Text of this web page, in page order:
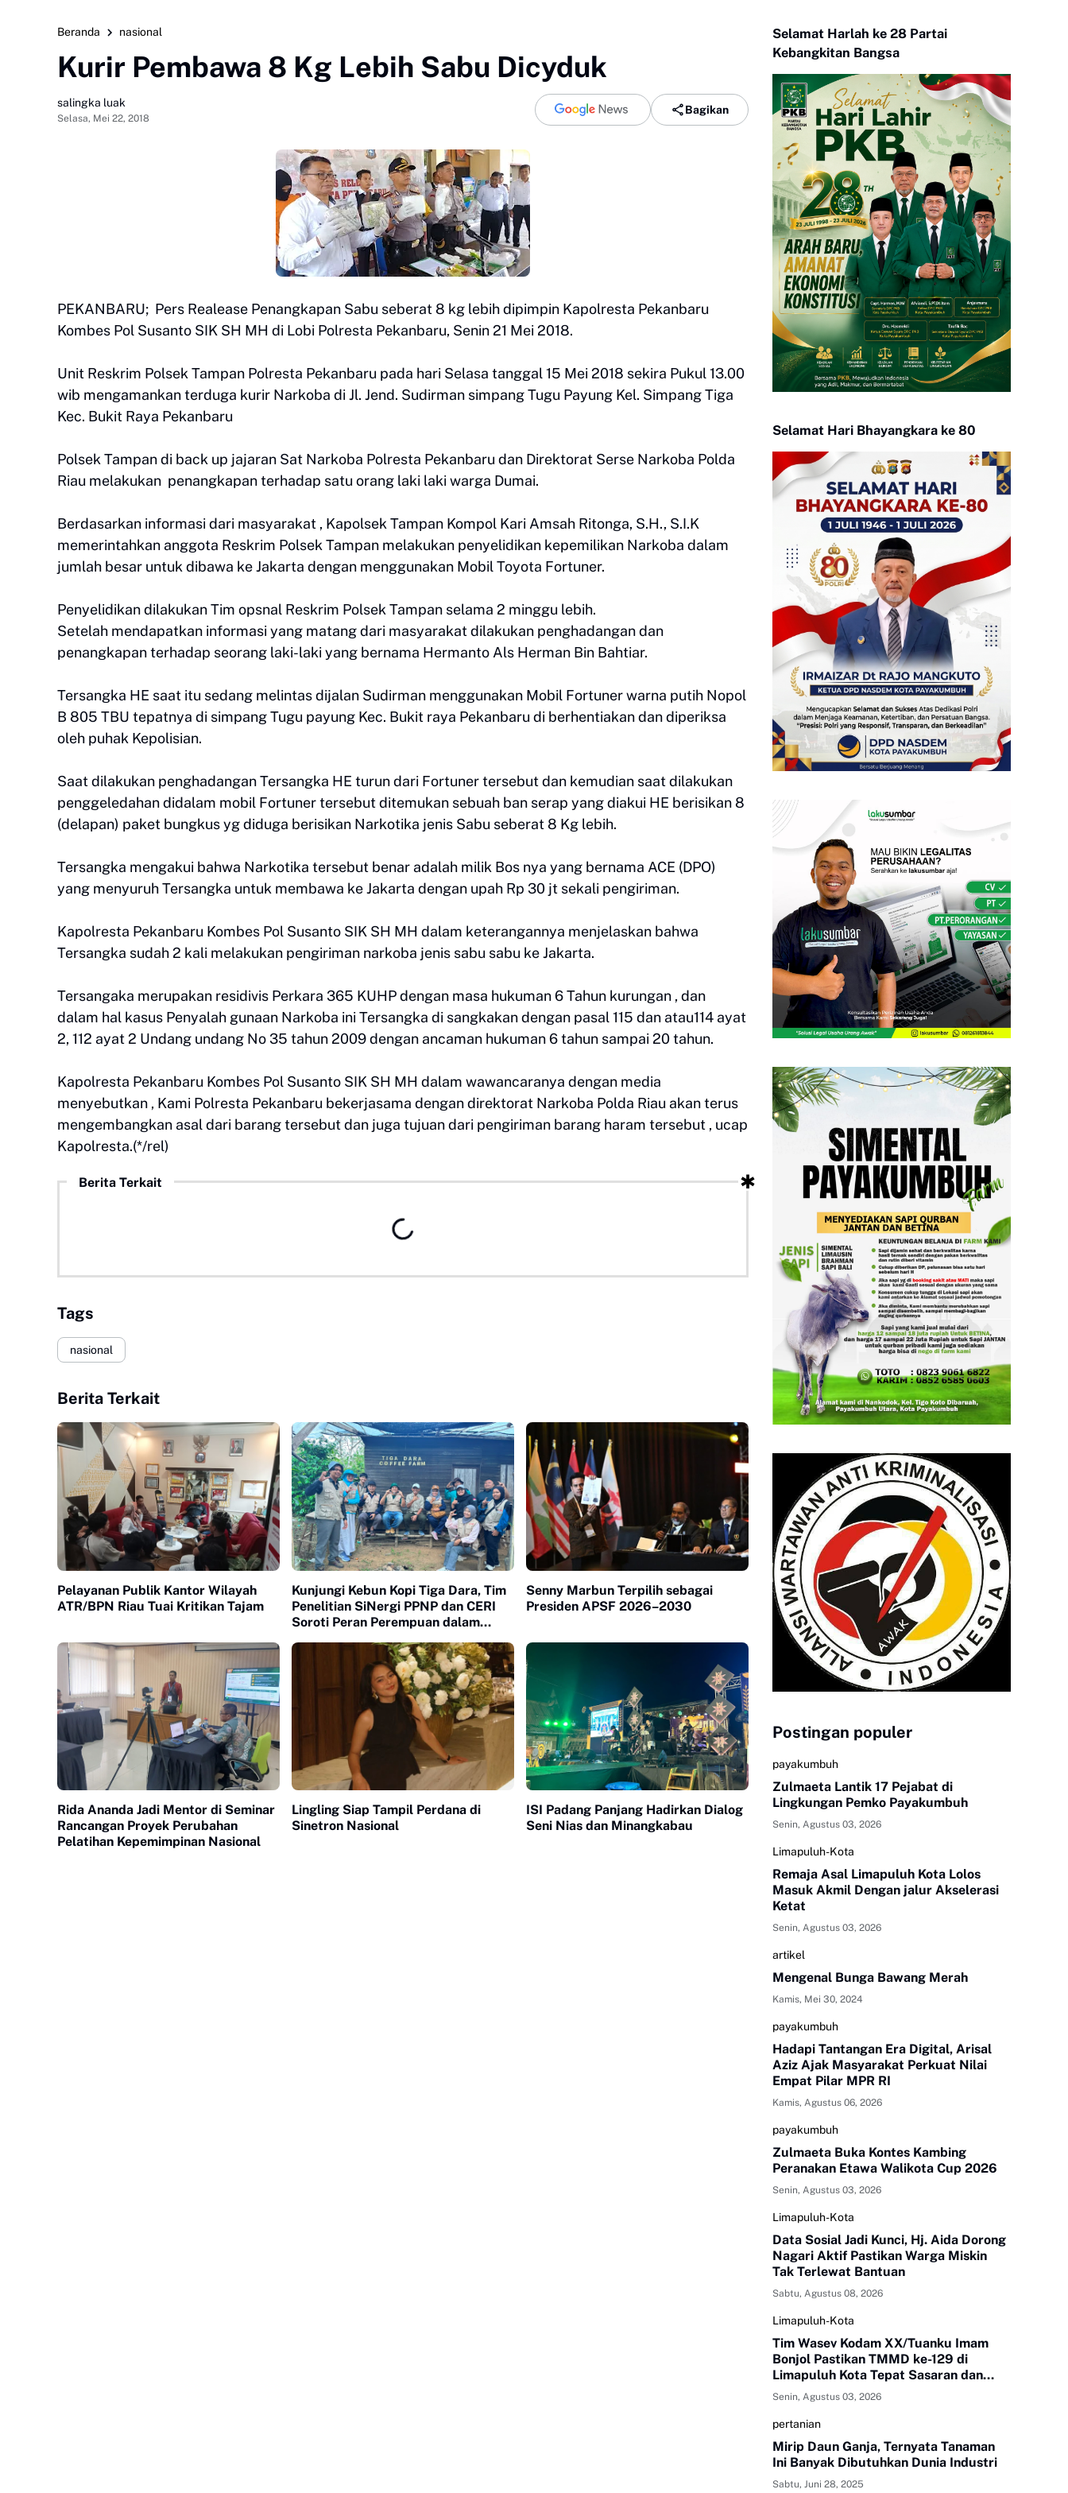
Beranda nasional
Kurir Pembawa 8 Kg Lebih Sabu Dicyduk
salingka luak
Selasa, Mei 22, 2018
Bagikan
PEKANBARU; Pers Realease Penangkapan Sabu seberat 8 kg lebih dipimpin Kapolresta Pekanbaru
Kombes Pol Susanto SIK SH MH di Lobi Polresta Pekanbaru, Senin 21 Mei 2018.
Unit Reskrim Polsek Tampan Polresta Pekanbaru pada hari Selasa tanggal 15 Mei 2018 sekira Pukul 13.00
wib mengamankan terduga kurir Narkoba di Jl. Jend. Sudirman simpang Tugu Payung Kel. Simpang Tiga
Kec. Bukit Raya Pekanbaru
Polsek Tampan di back up jajaran Sat Narkoba Polresta Pekanbaru dan Direktorat Serse Narkoba Polda
Riau melakukan penangkapan terhadap satu orang laki laki warga Dumai.
Berdasarkan informasi dari masyarakat , Kapolsek Tampan Kompol Kari Amsah Ritonga, S.H., S.I.K
memerintahkan anggota Reskrim Polsek Tampan melakukan penyelidikan kepemilikan Narkoba dalam
jumlah besar untuk dibawa ke Jakarta dengan menggunakan Mobil Toyota Fortuner.
Penyelidikan dilakukan Tim opsnal Reskrim Polsek Tampan selama 2 minggu lebih.
Setelah mendapatkan informasi yang matang dari masyarakat dilakukan penghadangan dan
penangkapan terhadap seorang laki-laki yang bernama Hermanto Als Herman Bin Bahtiar.
Tersangka HE saat itu sedang melintas dijalan Sudirman menggunakan Mobil Fortuner warna putih Nopol
B 805 TBU tepatnya di simpang Tugu payung Kec. Bukit raya Pekanbaru di berhentiakan dan diperiksa
oleh puhak Kepolisian.
Saat dilakukan penghadangan Tersangka HE turun dari Fortuner tersebut dan kemudian saat dilakukan
penggeledahan didalam mobil Fortuner tersebut ditemukan sebuah ban serap yang diakui HE berisikan 8
(delapan) paket bungkus yg diduga berisikan Narkotika jenis Sabu seberat 8 Kg lebih.
Tersangka mengakui bahwa Narkotika tersebut benar adalah milik Bos nya yang bernama ACE (DPO)
yang menyuruh Tersangka untuk membawa ke Jakarta dengan upah Rp 30 jt sekali pengiriman.
Kapolresta Pekanbaru Kombes Pol Susanto SIK SH MH dalam keterangannya menjelaskan bahwa
Tersangka sudah 2 kali melakukan pengiriman narkoba jenis sabu sabu ke Jakarta.
Tersangaka merupakan residivis Perkara 365 KUHP dengan masa hukuman 6 Tahun kurungan , dan
dalam hal kasus Penyalah gunaan Narkoba ini Tersangka di sangkakan dengan pasal 115 dan atau114 ayat
2, 112 ayat 2 Undang undang No 35 tahun 2009 dengan ancaman hukuman 6 tahun sampai 20 tahun.
Kapolresta Pekanbaru Kombes Pol Susanto SIK SH MH dalam wawancaranya dengan media
menyebutkan , Kami Polresta Pekanbaru bekerjasama dengan direktorat Narkoba Polda Riau akan terus
mengembangkan asal dari barang tersebut dan juga tujuan dari pengiriman barang haram tersebut , ucap
Kapolresta.(*/rel)
Berita Terkait
Tags
nasional
Berita Terkait
Pelayanan Publik Kantor Wilayah
ATR/BPN Riau Tuai Kritikan Tajam
Kunjungi Kebun Kopi Tiga Dara, Tim
Penelitian SiNergi PPNP dan CERI
Soroti Peran Perempuan dalam
Senny Marbun Terpilih sebagai
Presiden APSF 2026–2030
Rida Ananda Jadi Mentor di Seminar
Rancangan Proyek Perubahan
Pelatihan Kepemimpinan Nasional
Lingling Siap Tampil Perdana di
Sinetron Nasional
ISI Padang Panjang Hadirkan Dialog
Seni Nias dan Minangkabau
Selamat Harlah ke 28 Partai
Kebangkitan Bangsa
Selamat Hari Bhayangkara ke 80
Postingan populer
payakumbuh
Zulmaeta Lantik 17 Pejabat di
Lingkungan Pemko Payakumbuh
Senin, Agustus 03, 2026
Limapuluh-Kota
Remaja Asal Limapuluh Kota Lolos
Masuk Akmil Dengan jalur Akselerasi
Ketat
Senin, Agustus 03, 2026
artikel
Mengenal Bunga Bawang Merah
Kamis, Mei 30, 2024
payakumbuh
Hadapi Tantangan Era Digital, Arisal
Aziz Ajak Masyarakat Perkuat Nilai
Empat Pilar MPR RI
Kamis, Agustus 06, 2026
payakumbuh
Zulmaeta Buka Kontes Kambing
Peranakan Etawa Walikota Cup 2026
Senin, Agustus 03, 2026
Limapuluh-Kota
Data Sosial Jadi Kunci, Hj. Aida Dorong
Nagari Aktif Pastikan Warga Miskin
Tak Terlewat Bantuan
Sabtu, Agustus 08, 2026
Limapuluh-Kota
Tim Wasev Kodam XX/Tuanku Imam
Bonjol Pastikan TMMD ke-129 di
Limapuluh Kota Tepat Sasaran dan
Berkualitas
Senin, Agustus 03, 2026
pertanian
Mirip Daun Ganja, Ternyata Tanaman
Ini Banyak Dibutuhkan Dunia Industri
Sabtu, Juni 28, 2025